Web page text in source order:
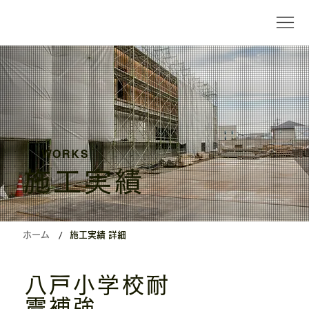
八戸小学校耐
WORKS
施工実績
ホーム / 施工実績 詳細